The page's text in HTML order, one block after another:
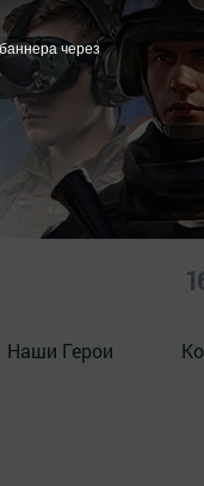
Наши Герои
через